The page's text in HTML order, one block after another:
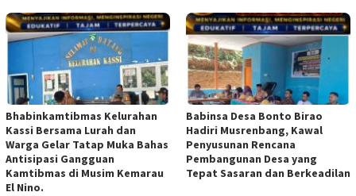
Bhabinkamtibmas Kelurahan
Kassi Bersama Lurah dan
Warga Gelar Tatap Muka Bahas
Antisipasi Gangguan
Kamtibmas di Musim Kemarau
El Nino.
Babinsa Desa Bonto Birao
Hadiri Musrenbang, Kawal
Penyusunan Rencana
Pembangunan Desa yang
Tepat Sasaran dan Berkeadilan